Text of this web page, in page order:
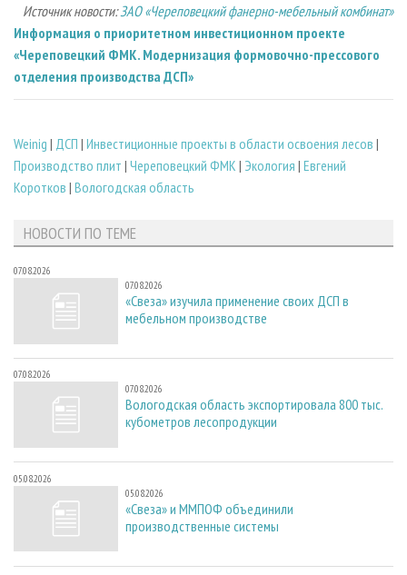
Источник новости:ЗАО «Череповецкий фанерно-мебельный комбинат»
Информация о приоритетном инвестиционном проекте
«Череповецкий ФМК. Модернизация формовочно-прессового
отделения производства ДСП»
Weinig | ДСП | Инвестиционные проекты в области освоения лесов |
Производство плит | Череповецкий ФМК | Экология | Евгений
Коротков | Вологодская область
НОВОСТИ ПО ТЕМЕ
07.08.2026
07.08.2026
«Свеза» изучила применение своих ДСП в
мебельном производстве
07.08.2026
07.08.2026
Вологодская область экспортировала 800 тыс.
кубометров лесопродукции
05.08.2026
05.08.2026
«Свеза» и ММПОФ объединили
производственные системы